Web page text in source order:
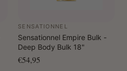
SENSATIONNEL
Sensationnel Empire Bulk -
Deep Body Bulk 18"
€54,95